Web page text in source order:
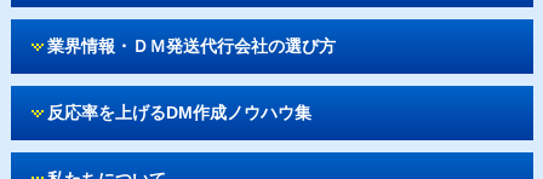
業界情報・ＤＭ発送代行会社の選び方
反応率を上げるDM作成ノウハウ集